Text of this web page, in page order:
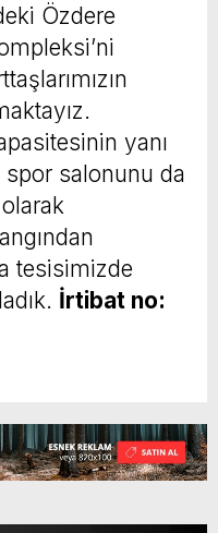
Özdere
yanı
spor salonunu da
tesisimizde
İrtibat no: